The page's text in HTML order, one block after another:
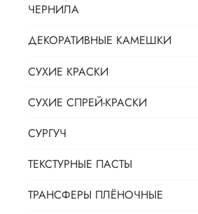
ЧЕРНИЛА
ДЕКОРАТИВНЫЕ КАМЕШКИ
СУХИЕ КРАСКИ
СУХИЕ СПРЕЙ-КРАСКИ
СУРГУЧ
ТЕКСТУРНЫЕ ПАСТЫ
ТРАНСФЕРЫ ПЛЁНОЧНЫЕ